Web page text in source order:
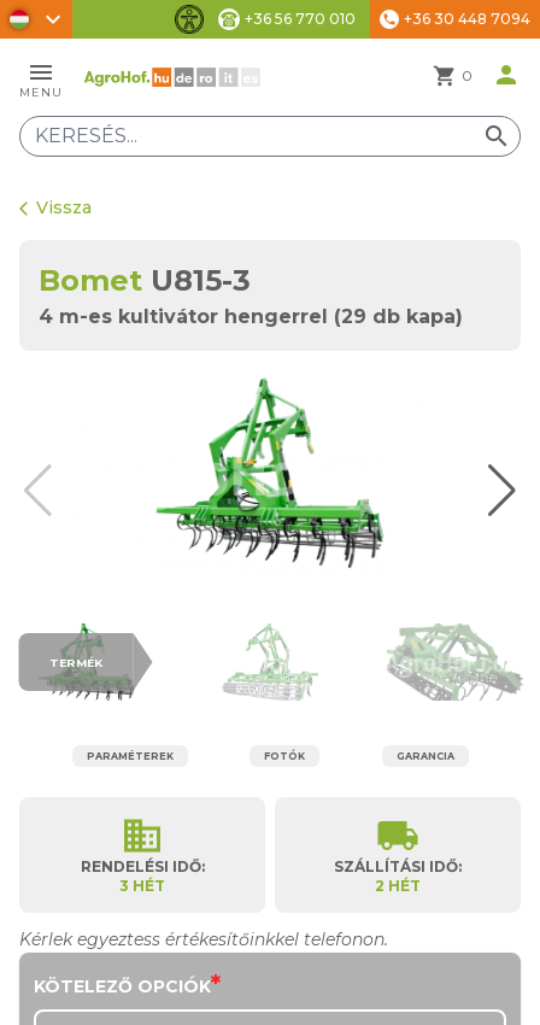
chevron_right
Akadálymentesítési beállítások
+36 56 770 010 phone +36 30 448 7094
menu
MENU
shopping_cart 0 person
search
arrow_back_ios Vissza
Bomet U815-3
4 m-es kultivátor hengerrel (29 db kapa)
TERMÉK
PARAMÉTEREK FOTÓK GARANCIA
Kérlek egyeztess értékesítőinkkel telefonon.
business
RENDELÉSI IDŐ:
3 HÉT
local_shipping
SZÁLLÍTÁSI IDŐ:
2 HÉT
KÖTELEZŐ OPCIÓK*